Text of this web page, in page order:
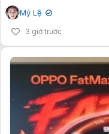
Mỹ Lệ ✔
3 giờ trước